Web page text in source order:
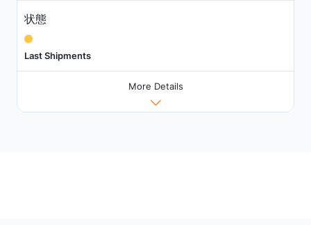
状態
Last Shipments
More Details